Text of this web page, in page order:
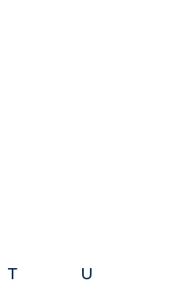
T U